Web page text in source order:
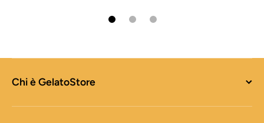
Chi è GelatoStore